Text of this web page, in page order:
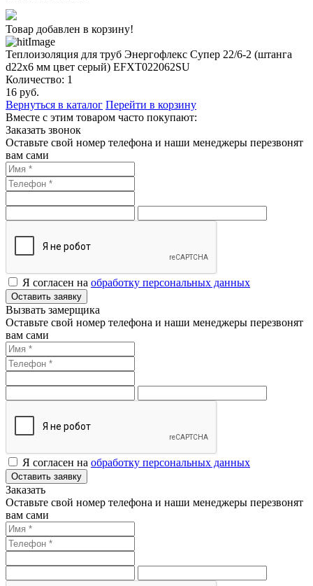
Товар добавлен в корзину!
Теплоизоляция для труб Энергофлекс Супер 22/6-2 (штанга
d22x6 мм цвет серый) EFXT022062SU
Количество: 1
16 руб.
Вернуться в каталог Перейти в корзину
Вместе с этим товаром часто покупают:
Заказать звонок
Оставьте свой номер телефона и наши менеджеры перезвонят
вам сами
Я согласен на обработку персональных данных
Оставить заявку
Вызвать замерщика
Оставьте свой номер телефона и наши менеджеры перезвонят
вам сами
Я согласен на обработку персональных данных
Оставить заявку
Заказать
Оставьте свой номер телефона и наши менеджеры перезвонят
вам сами